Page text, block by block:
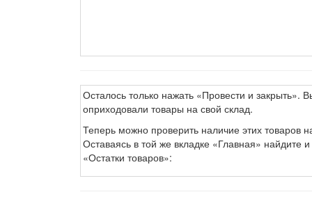
Осталось только нажать «Провести и закрыть».
оприходовали товары на свой склад.
Теперь можно проверить наличие этих товаров
Оставаясь в той же вкладке «Главная» найдите
«Остатки товаров»: